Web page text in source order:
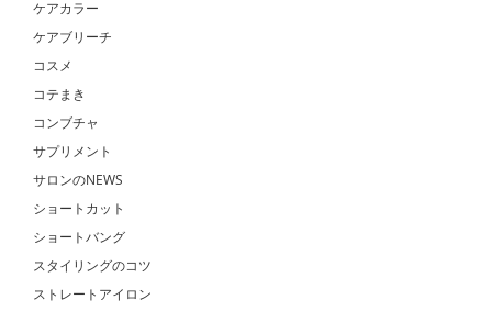
ケアカラー
ケアブリーチ
コスメ
コテまき
コンブチャ
サプリメント
サロンのNEWS
ショートカット
ショートバング
スタイリングのコツ
ストレートアイロン